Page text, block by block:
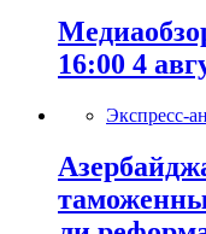
16:00 4
Экспресс-